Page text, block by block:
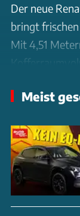
Der neue
bringt
Mit 4,51
Metern. Unter
elektrifizierte
PS bis zum
Das Cockpit
während
Meist